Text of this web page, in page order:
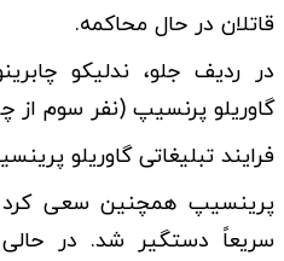
قاتلان در حال محاکمه.
در ردیف جلو، ندلیکو
گاوریلو پرنسیپ (نفر سوم
فرایند تبلیغاتی گاوریلو
پرینسیپ همچنین سعی
سریعاً دستگیر شد. در حالی